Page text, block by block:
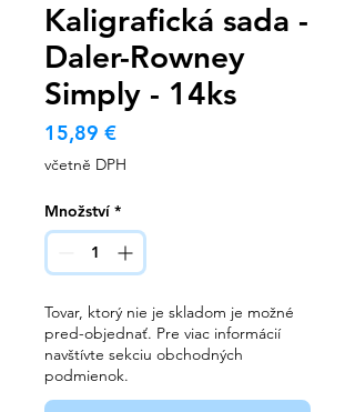
Kaligrafická sada -
Daler-Rowney
Simply - 14ks
15,89 €Cena
včetně DPH
Množství *
Tovar, ktorý nie je skladom je možné
pred-objednať. Pre viac informácií
navštívte sekciu obchodných
podmienok.